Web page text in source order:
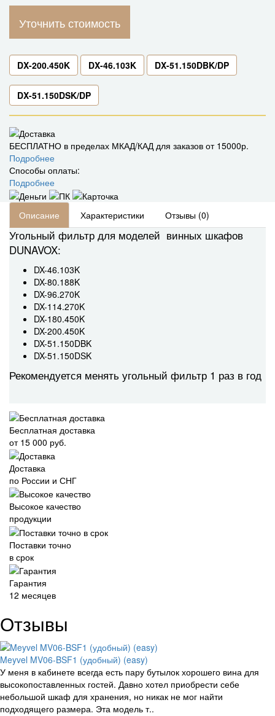
Уточнить стоимость
DX-200.450K DX-46.103K DX-51.150DBK/DP
DX-51.150DSK/DP
БЕСПЛАТНО в пределах МКАД/КАД для заказов от 15000р.
Подробнее
Способы оплаты:
Подробнее
Описание Характеристики Отзывы (0)
Угольный фильтр для моделей винных шкафов
DUNAVOX:
DX-46.103K
DX-80.188K
DX-96.270K
DX-114.270K
DX-180.450K
DX-200.450K
DX-51.150DBK
DX-51.150DSK
Рекомендуется менять угольный фильтр 1 раз в год
Бесплатная доставка
от 15 000 руб.
Доставка
по России и СНГ
Высокое качество
продукции
Поставки точно
в срок
Гарантия
12 месяцев
Отзывы
Meyvel MV06-BSF1 (удобный) (easy)
У меня в кабинете всегда есть пару бутылок хорошего вина для
высокопоставленных гостей. Давно хотел приобрести себе
небольшой шкаф для хранения, но никак не мог найти
подходящего размера. Эта модель т..